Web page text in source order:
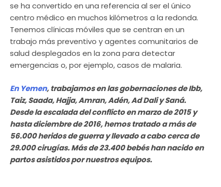
se ha convertido en una referencia al ser el único
centro médico en muchos kilómetros a la redonda.
Tenemos clínicas móviles que se centran en un
trabajo más preventivo y agentes comunitarios de
salud desplegados en la zona para detectar
emergencias o, por ejemplo, casos de malaria.
En Yemen, trabajamos en las gobernaciones de Ibb,
Taiz, Saada, Hajja, Amran, Adén, Ad Dali y Saná.
Desde la escalada del conflicto en marzo de 2015 y
hasta diciembre de 2016, hemos tratado a más de
56.000 heridos de guerra y llevado a cabo cerca de
29.000 cirugías. Más de 23.400 bebés han nacido en
partos asistidos por nuestros equipos.